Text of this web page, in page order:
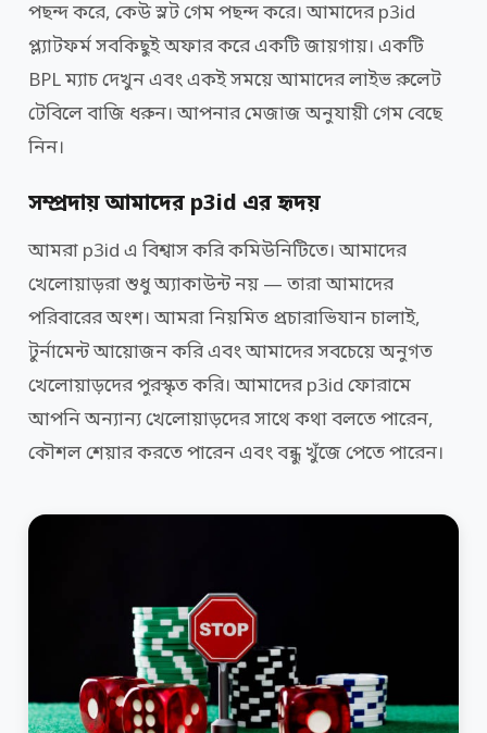
পছন্দ করে, কেউ স্লট গেম পছন্দ করে। আমাদের p3id
প্ল্যাটফর্ম সবকিছুই অফার করে একটি জায়গায়। একটি
BPL ম্যাচ দেখুন এবং একই সময়ে আমাদের লাইভ রুলেট
টেবিলে বাজি ধরুন। আপনার মেজাজ অনুযায়ী গেম বেছে
নিন।
সম্প্রদায় আমাদের p3id এর হৃদয়
আমরা p3id এ বিশ্বাস করি কমিউনিটিতে। আমাদের
খেলোয়াড়রা শুধু অ্যাকাউন্ট নয় — তারা আমাদের
পরিবারের অংশ। আমরা নিয়মিত প্রচারাভিযান চালাই,
টুর্নামেন্ট আয়োজন করি এবং আমাদের সবচেয়ে অনুগত
খেলোয়াড়দের পুরস্কৃত করি। আমাদের p3id ফোরামে
আপনি অন্যান্য খেলোয়াড়দের সাথে কথা বলতে পারেন,
কৌশল শেয়ার করতে পারেন এবং বন্ধু খুঁজে পেতে পারেন।